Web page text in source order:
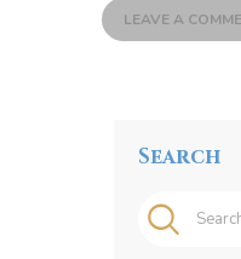
Search
Search
for: